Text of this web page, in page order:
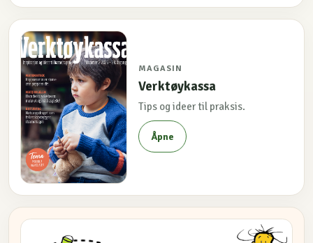
MAGASIN
Verktøykassa
Tips og ideer til praksis.
Åpne